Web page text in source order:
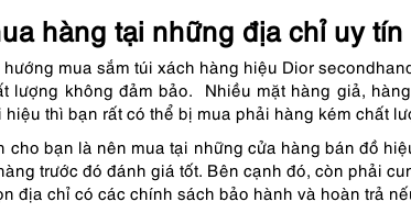
hàng tại những địa chỉ uy tín
hướng mua sắm túi xách hàng hiệu Dior
lượng không đảm bảo. Nhiều mặt hàng giả,
thì bạn rất có thể bị mua phải hàng kém chất
cho bạn là nên mua tại những cửa hàng bán đồ
trước đó đánh giá tốt. Bên cạnh đó, còn phải
địa chỉ có các chính sách bảo hành và hoàn trả